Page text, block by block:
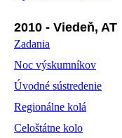
2010 - Viedeň, AT
Zadania
Noc výskumníkov
Úvodné sústredenie
Regionálne kolá
Celoštátne kolo